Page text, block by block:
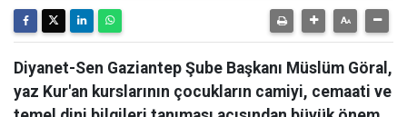
Diyanet-Sen Gaziantep Şube Başkanı Müslüm Göral,
yaz Kur'an kurslarının çocukların camiyi, cemaati ve